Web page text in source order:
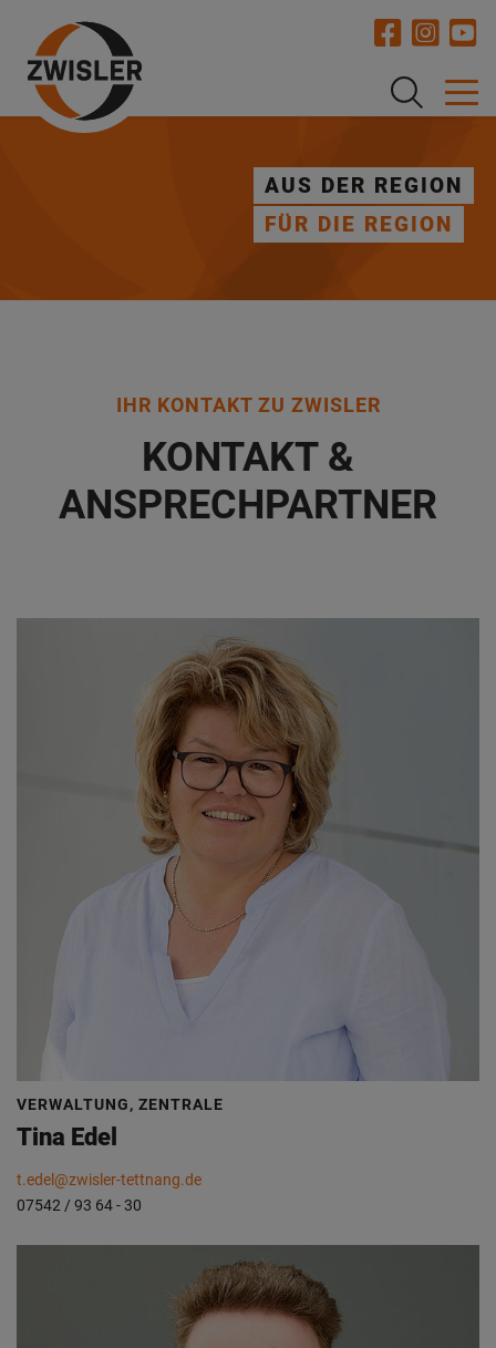
STRASSENBAU
AUS DER REGION
FÜR DIE REGION
IHR KONTAKT ZU ZWISLER
KONTAKT &
ANSPRECHPARTNER
VERWALTUNG, ZENTRALE
Tina Edel
t.edel@zwisler-tettnang.de
07542 / 93 64 - 30